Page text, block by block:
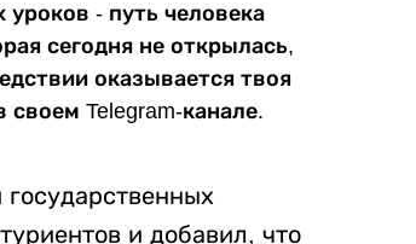
- путь человека
сегодня не открылась,
оказывается твоя
Telegram-канале.
и добавил, что